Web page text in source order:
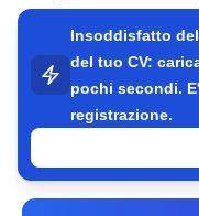
Insoddisfatto
del tuo CV:
pochi secondi.
registrazione.